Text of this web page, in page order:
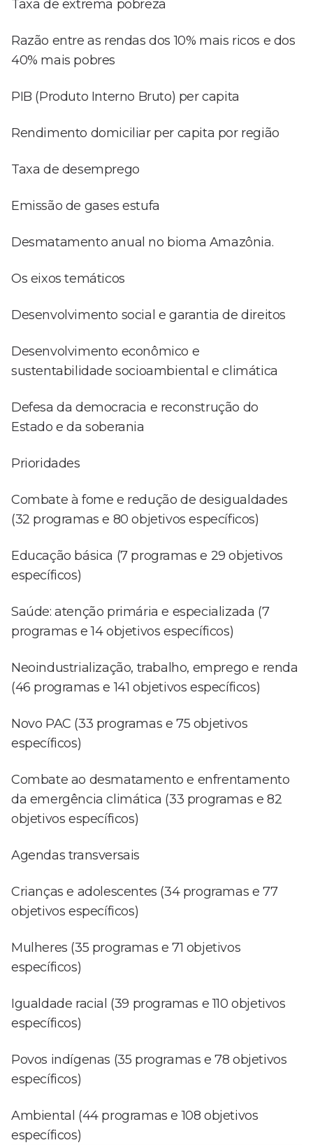
Taxa de extrema pobreza
Razão entre as rendas dos 10% mais ricos e dos
40% mais pobres
PIB (Produto Interno Bruto) per capita
Rendimento domiciliar per capita por região
Taxa de desemprego
Emissão de gases estufa
Desmatamento anual no bioma Amazônia.
Os eixos temáticos
Desenvolvimento social e garantia de direitos
Desenvolvimento econômico e
sustentabilidade socioambiental e climática
Defesa da democracia e reconstrução do
Estado e da soberania
Prioridades
Combate à fome e redução de desigualdades
(32 programas e 80 objetivos específicos)
Educação básica (7 programas e 29 objetivos
específicos)
Saúde: atenção primária e especializada (7
programas e 14 objetivos específicos)
Neoindustrialização, trabalho, emprego e renda
(46 programas e 141 objetivos específicos)
Novo PAC (33 programas e 75 objetivos
específicos)
Combate ao desmatamento e enfrentamento
da emergência climática (33 programas e 82
objetivos específicos)
Agendas transversais
Crianças e adolescentes (34 programas e 77
objetivos específicos)
Mulheres (35 programas e 71 objetivos
específicos)
Igualdade racial (39 programas e 110 objetivos
específicos)
Povos indígenas (35 programas e 78 objetivos
específicos)
Ambiental (44 programas e 108 objetivos
específicos)